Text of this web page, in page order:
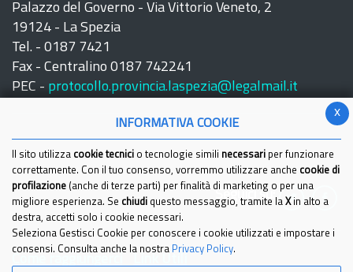
Palazzo del Governo - Via Vittorio Veneto, 2
19124 - La Spezia
Tel. - 0187 7421
Fax - Centralino 0187 742241
PEC - protocollo.provincia.laspezia@legalmail.it
Seguici su:
x
INFORMATIVA COOKIE
Il sito utilizza cookie tecnici o tecnologie simili necessari per funzionare
correttamente. Con il tuo consenso, vorremmo utilizzare anche cookie di
profilazione (anche di terze parti) per finalità di marketing o per una
migliore esperienza. Se chiudi questo messaggio, tramite la Xin alto a
destra, accetti solo i cookie necessari.
Seleziona Gestisci Cookie per conoscere i cookie utilizzati e impostare i
consensi. Consulta anche la nostra Privacy Policy.